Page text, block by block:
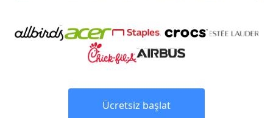
Ücretsiz başlat